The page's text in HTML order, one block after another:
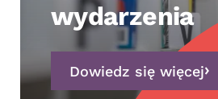
wydarzenia
Dowiedz się więcej